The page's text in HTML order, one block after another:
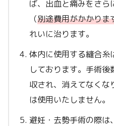
ば、出血と痛みをさら
（別途費用がかかりま
れいに治ります。
体内に使用する縫合糸
しております。手術
収され、消えてなくな
は使用いたしません。
避妊・去勢手術の際は